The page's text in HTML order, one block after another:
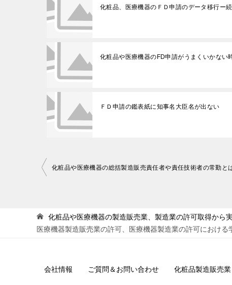
化粧品、医療機器のＦＤ申請のデータ移行ー続
化粧品や医療機器のFD申請がうまくいかない
ＦＤ申請の鑑表紙に知事名大臣名が出ない
投
ビ
ゲ
シ
化粧品や医療機器の総括製造販売責任者や責任技術者の常勤と
化粧品や医療機器の製造販売業、製造業の許可取得から
医療機器製造販売業の許可、医療機器製造業の許可における
会社情報 ご質問＆お問い合わせ 化粧品製造販売